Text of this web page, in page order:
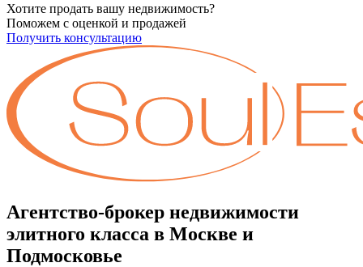
Хотите продать вашу недвижимость?
Поможем с оценкой и продажей
Получить консультацию
Агентство-брокер недвижимости
элитного класса в Москве и
Подмосковье